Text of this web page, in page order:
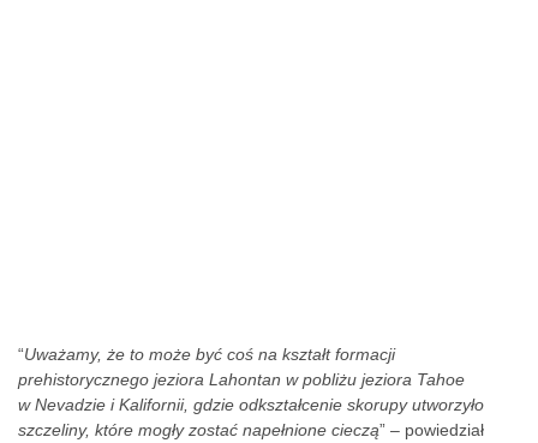
“Uważamy, że to może być coś na kształt formacji
prehistorycznego jeziora Lahontan w pobliżu jeziora Tahoe
w Nevadzie i Kalifornii, gdzie odkształcenie skorupy utworzyło
szczeliny, które mogły zostać napełnione cieczą” – powiedział